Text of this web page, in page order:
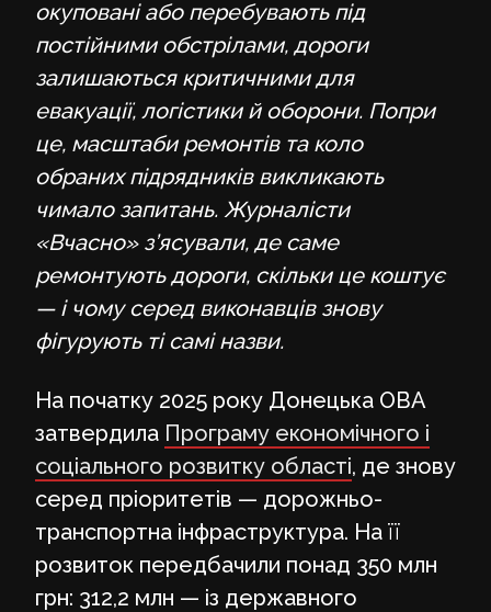
окуповані або перебувають під
постійними обстрілами, дороги
залишаються критичними для
евакуації, логістики й оборони. Попри
це, масштаби ремонтів та коло
обраних підрядників викликають
чимало запитань. Журналісти
«Вчасно» з’ясували, де саме
ремонтують дороги, скільки це коштує
— і чому серед виконавців знову
фігурують ті самі назви.
На початку 2025 року Донецька ОВА
затвердила Програму економічного і
соціального розвитку області, де знову
серед пріоритетів — дорожньо-
транспортна інфраструктура. На її
розвиток передбачили понад 350 млн
грн: 312,2 млн — із державного